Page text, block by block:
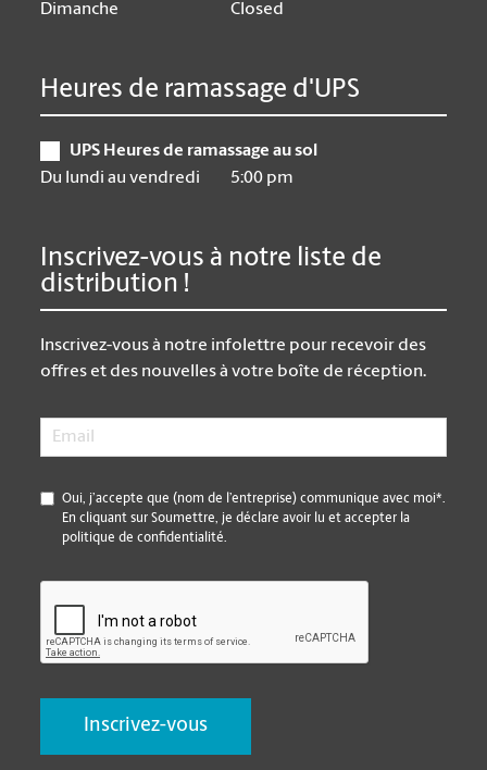
Dimanche
Closed
Heures de ramassage d'UPS
UPS Heures de ramassage au sol
Du lundi au vendredi
5:00 pm
Inscrivez-vous à notre liste de
distribution !
Inscrivez-vous à notre infolettre pour recevoir des
offres et des nouvelles à votre boîte de réception.
Email
*
Oui, j’accepte que (nom de l’entreprise) communique avec moi*.
En cliquant sur Soumettre, je déclare avoir lu et accepter la
politique de confidentialité.